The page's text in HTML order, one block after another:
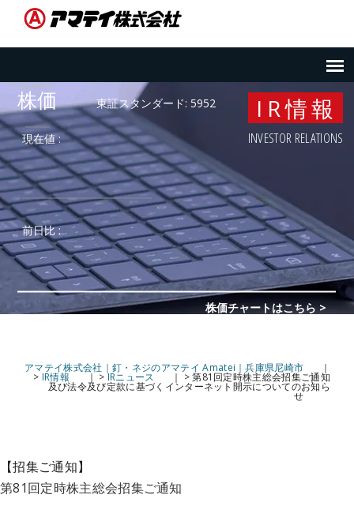
IR情報
INVESTOR RELATIONS
アマテイ株式会社｜釘・ネジのアマテイ Amatei｜兵庫県尼崎市
> IR情報 >IRニュース >第81回定時株主総会招集ご通知
及び法令及び定款に基づくインターネット開示についてのお知ら
せ
【招集ご通知】
第81回定時株主総会招集ご通知